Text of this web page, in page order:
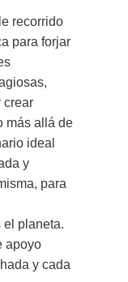
recorrido
para forjar
crear
más allá de
ideal
y
para
el planeta.
apoyo
y cada